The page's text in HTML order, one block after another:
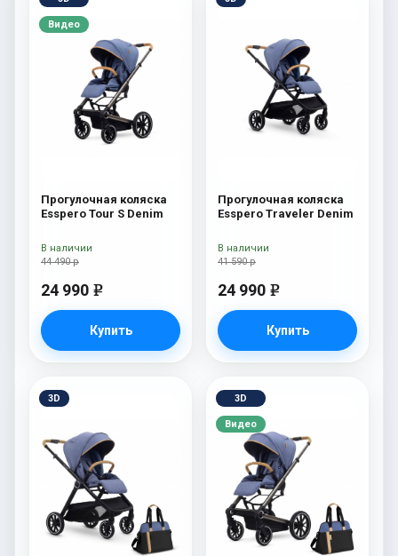
Видео
Прогулочная коляска
Esspero Tour S Denim
44 490 р
24 990 e
Купить
В наличии
Прогулочная коляска
Esspero Traveler Denim
41 590 р
24 990 e
Купить
В наличии
3D 3D
Видео